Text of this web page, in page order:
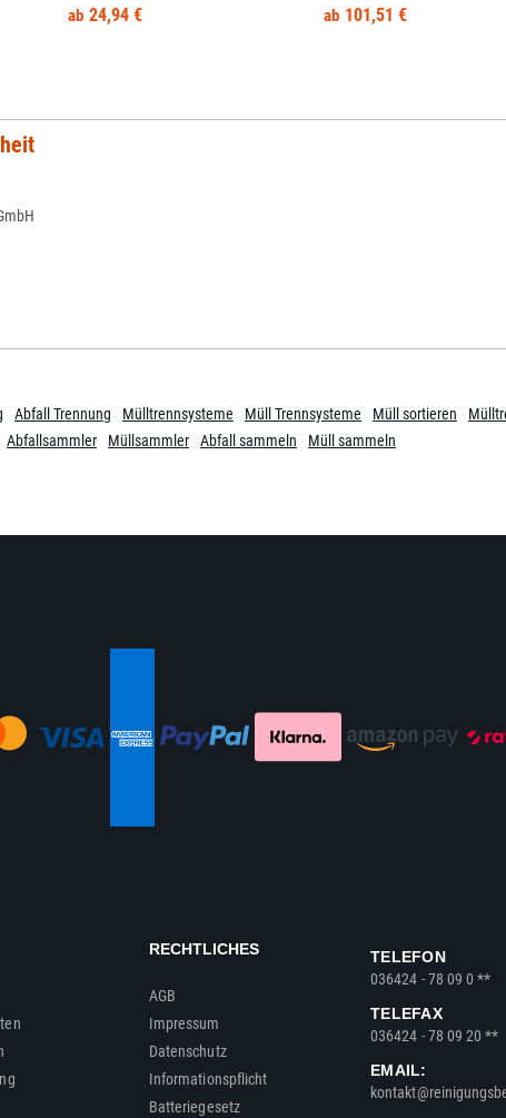
24,94 € 101,51 €
Abfall Trennung Mülltrennsysteme Müll Trennsysteme Müll sortieren
Abfallsammler Müllsammler Abfall sammeln Müll sammeln
RECHTLICHES
AGB
Impressum
Datenschutz
Informationspflicht
Batteriegesetz
TELEFON
036424 - 78 09 0 **
TELEFAX
036424 - 78 09 20 **
EMAIL: